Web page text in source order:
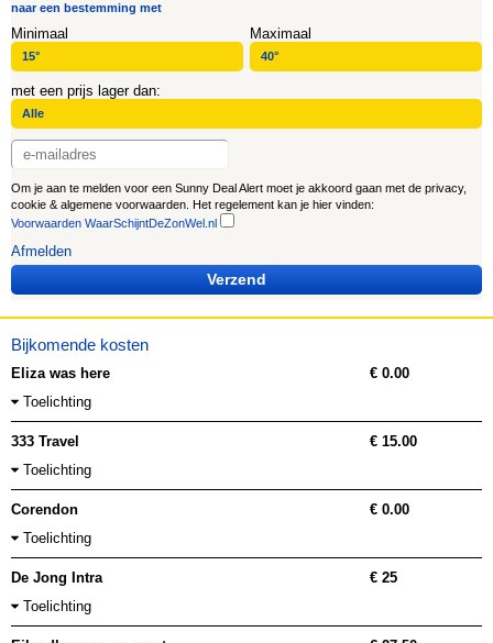
naar een bestemming met
Minimaal Maximaal
met een prijs lager dan:
Om je aan te melden voor een Sunny Deal Alert moet je akkoord gaan met de privacy,
cookie & algemene voorwaarden. Het regelement kan je hier vinden:
Voorwaarden WaarSchijntDeZonWel.nl
Afmelden
Verzend
Bijkomende kosten
Eliza was here
€ 0.00
Toelichting
333 Travel
€ 15.00
Toelichting
Corendon
€ 0.00
Toelichting
De Jong Intra
€ 25
Toelichting